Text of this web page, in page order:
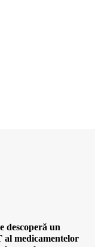
descoperă un
medicamentelor